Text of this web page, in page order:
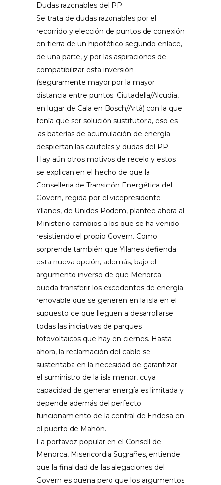
Dudas razonables del PP
Se trata de dudas razonables por el
recorrido y elección de puntos de conexión
en tierra de un hipotético segundo enlace,
de una parte, y por las aspiraciones de
compatibilizar esta inversión
(seguramente mayor por la mayor
distancia entre puntos: Ciutadella/Alcudia,
en lugar de Cala en Bosch/Artà) con la que
tenía que ser solución sustitutoria, eso es
las baterías de acumulación de energía–
despiertan las cautelas y dudas del PP.
Hay aún otros motivos de recelo y estos
se explican en el hecho de que la
Conselleria de Transición Energética del
Govern, regida por el vicepresidente
Yllanes, de Unides Podem, plantee ahora al
Ministerio cambios a los que se ha venido
resistiendo el propio Govern. Como
sorprende también que Yllanes defienda
esta nueva opción, además, bajo el
argumento inverso de que Menorca
pueda transferir los excedentes de energía
renovable que se generen en la isla en el
supuesto de que lleguen a desarrollarse
todas las iniciativas de parques
fotovoltaicos que hay en ciernes. Hasta
ahora, la reclamación del cable se
sustentaba en la necesidad de garantizar
el suministro de la isla menor, cuya
capacidad de generar energía es limitada y
depende además del perfecto
funcionamiento de la central de Endesa en
el puerto de Mahón.
La portavoz popular en el Consell de
Menorca, Misericordia Sugrañes, entiende
que la finalidad de las alegaciones del
Govern es buena pero que los argumentos